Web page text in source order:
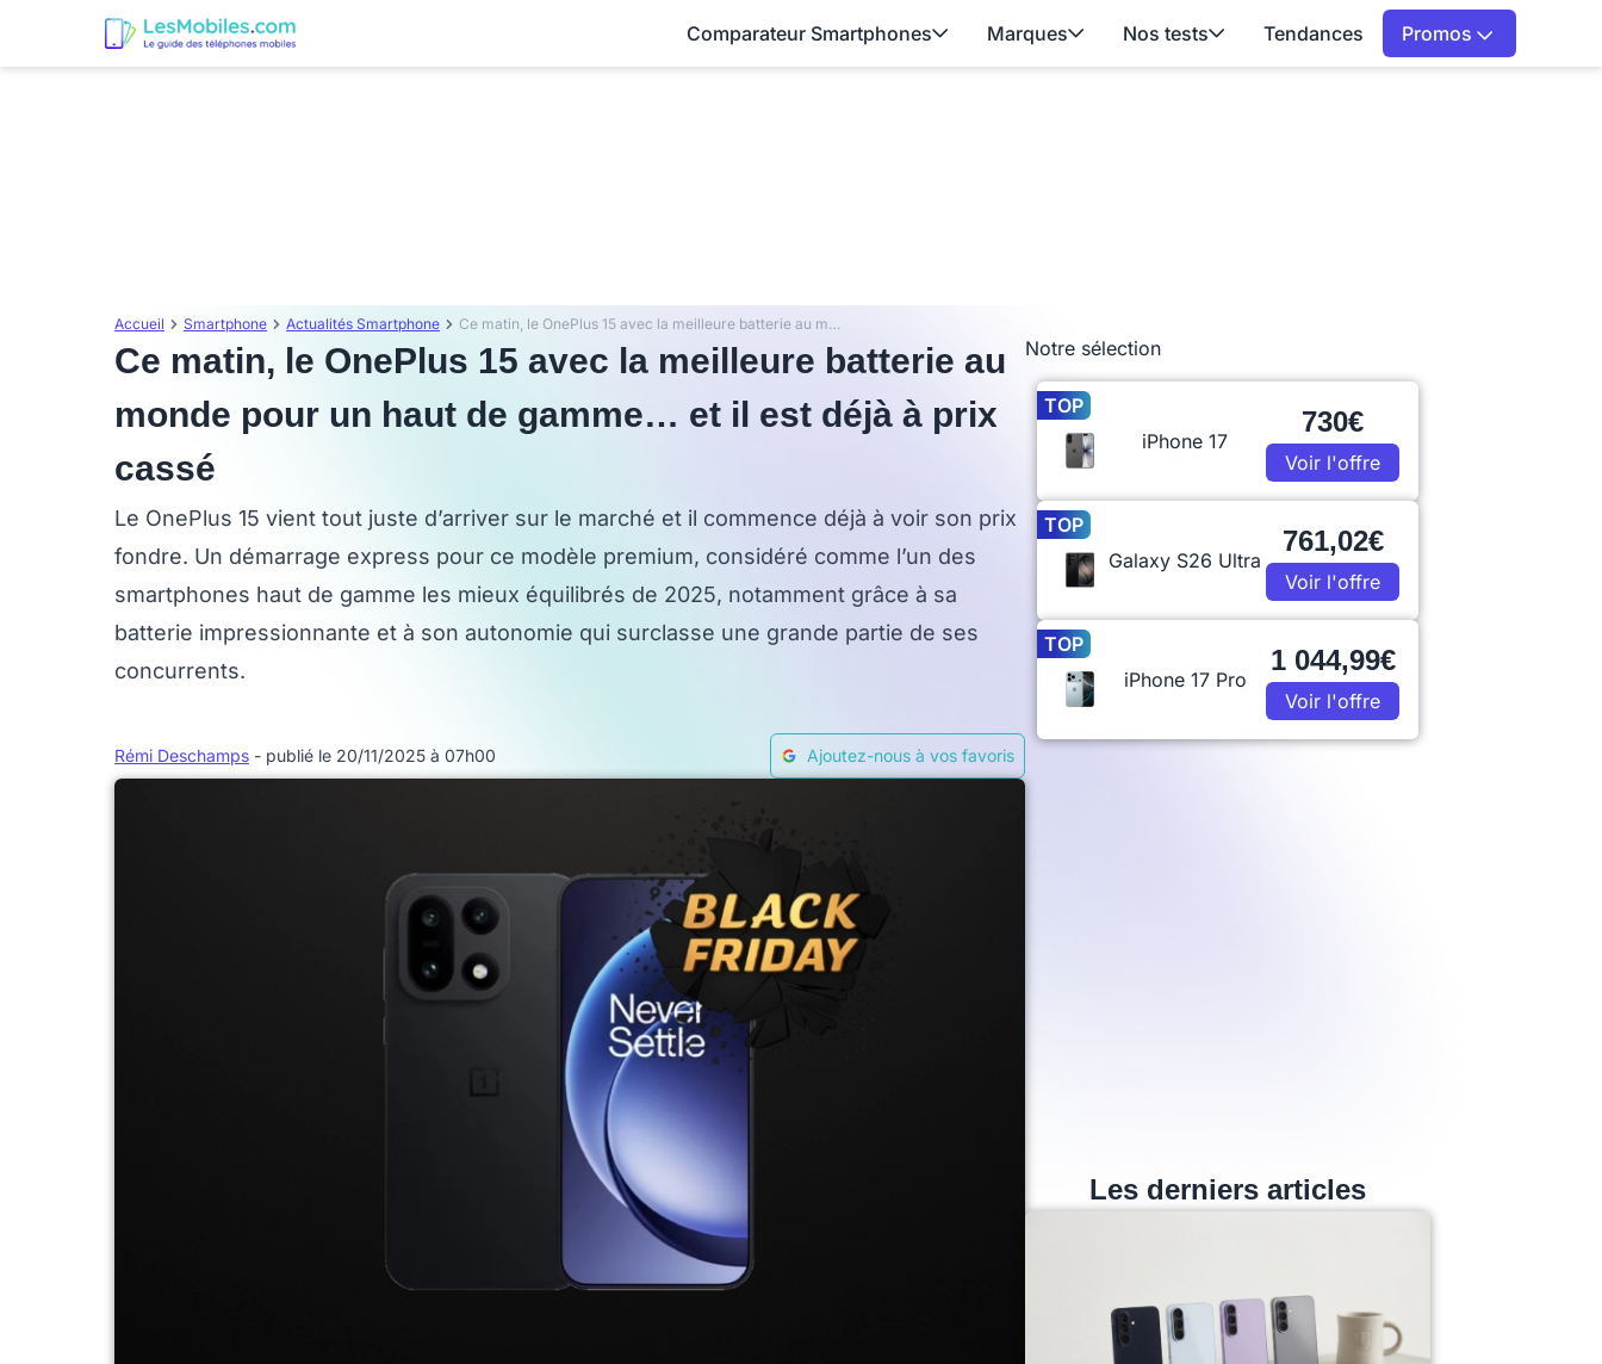
Comparateur Smartphones Marques Nos tests Tendances Promos
Accueil Smartphone Actualités Smartphone Ce matin, le OnePlus 15 avec la meilleure batterie au monde pour un haut de gamme… et il est déjà à prix cassé
Ce matin, le OnePlus 15 avec la meilleure batterie au
monde pour un haut de gamme… et il est déjà à prix
cassé
Le OnePlus 15 vient tout juste d’arriver sur le marché et il commence déjà à voir son prix
fondre. Un démarrage express pour ce modèle premium, considéré comme l’un des
smartphones haut de gamme les mieux équilibrés de 2025, notamment grâce à sa
batterie impressionnante et à son autonomie qui surclasse une grande partie de ses
concurrents.
Rémi Deschamps - publié le 20/11/2025 à 07h00 Ajoutez-nous à vos favoris
Notre sélection
TOP
iPhone 17
730€
Voir l'offre
TOP
Galaxy S26 Ultra
761,02€
Voir l'offre
TOP
iPhone 17 Pro
1 044,99€
Voir l'offre
Les derniers articles